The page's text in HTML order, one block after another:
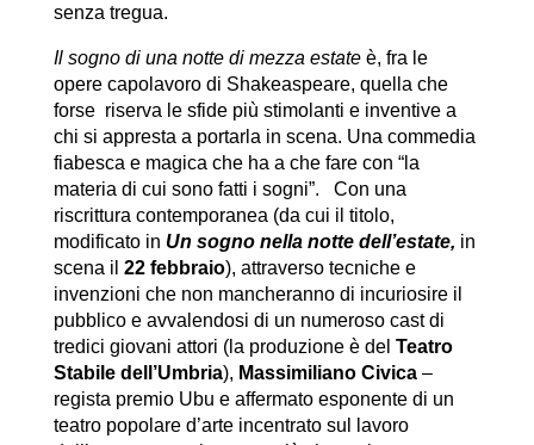
senza tregua.
Il sogno di una notte di mezza estateè, fra le
opere capolavoro di Shakeaspeare, quella che
forse riserva le sfide più stimolanti e inventive a
chi si appresta a portarla in scena. Una commedia
fiabesca e magica che ha a che fare con “la
materia di cui sono fatti i sogni”. Con una
riscrittura contemporanea (da cui il titolo,
modificato in Un sogno nella notte dell’estate, in
scena il 22 febbraio), attraverso tecniche e
invenzioni che non mancheranno di incuriosire il
pubblico e avvalendosi di un numeroso cast di
tredici giovani attori (la produzione è del Teatro
Stabile dell’Umbria), Massimiliano Civica–
regista premio Ubu e affermato esponente di un
teatro popolare d’arte incentrato sul lavoro